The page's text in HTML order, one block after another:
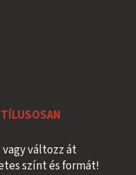
változz át
színt és formát!